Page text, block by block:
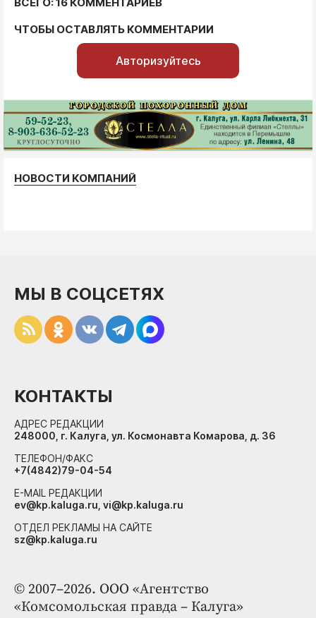
ЧТОБЫ ОСТАВЛЯТЬ КОММЕНТАРИИ
Авторизуйтесь
НОВОСТИ КОМПАНИЙ
© 2007–2026. ООО «Агентство
«Комсомольская правда – Калуга»
МЫ В СОЦСЕТЯХ
КОНТАКТЫ
АДРЕС РЕДАКЦИИ
248000, г. Калуга, ул. Космонавта Комарова, д. 36
ТЕЛЕФОН/ФАКС
+7(4842)79-04-54
E-MAIL РЕДАКЦИИ
ev@kp.kaluga.ru, vi@kp.kaluga.ru
ОТДЕЛ РЕКЛАМЫ НА САЙТЕ
sz@kp.kaluga.ru